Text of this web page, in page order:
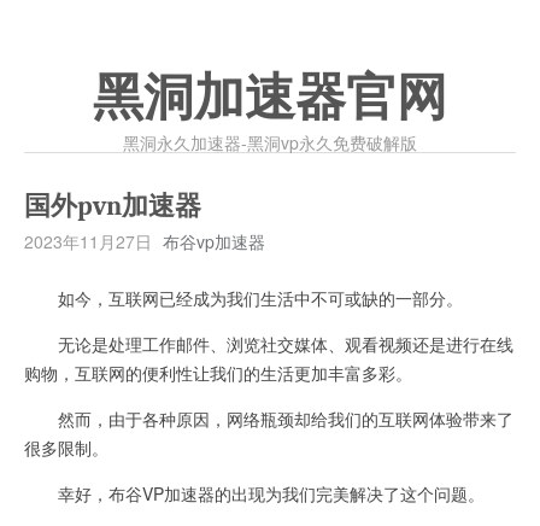
黑洞加速器官网
黑洞永久加速器-黑洞vp永久免费破解版
国外pvn加速器
2023年11月27日 布谷vp加速器
如今，互联网已经成为我们生活中不可或缺的一部分。
无论是处理工作邮件、浏览社交媒体、观看视频还是进行在线
购物，互联网的便利性让我们的生活更加丰富多彩。
然而，由于各种原因，网络瓶颈却给我们的互联网体验带来了
很多限制。
幸好，布谷VP加速器的出现为我们完美解决了这个问题。